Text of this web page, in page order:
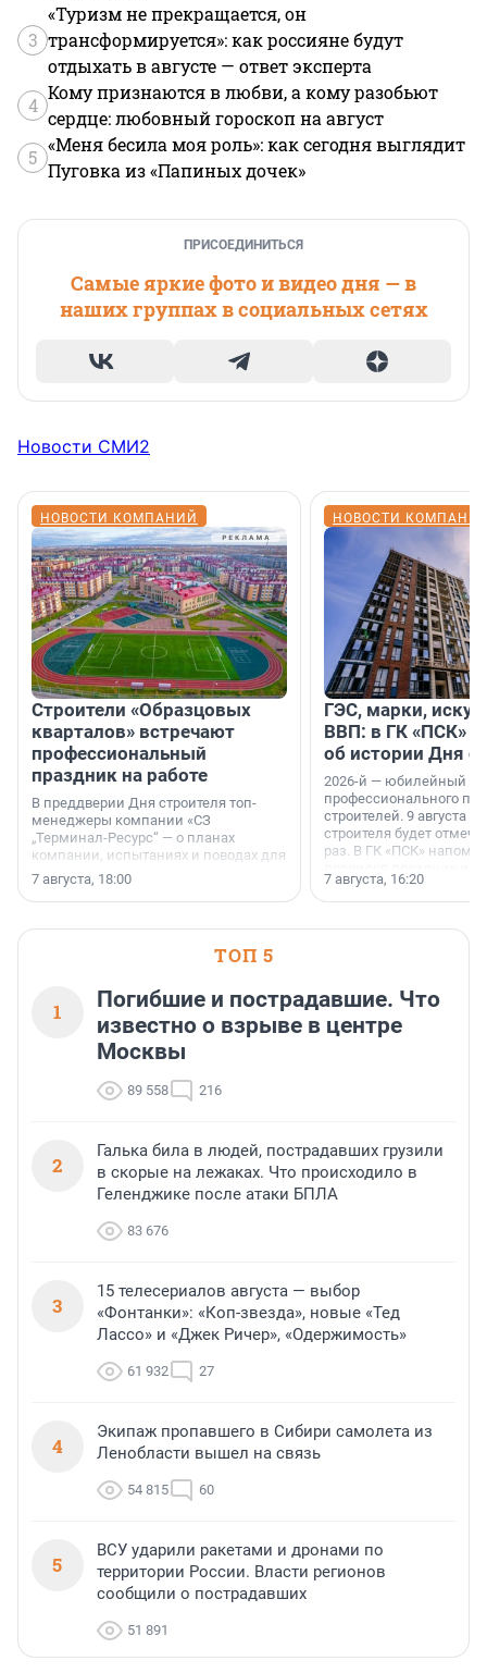
3
«Туризм не прекращается, он
трансформируется»: как россияне будут
отдыхать в августе — ответ эксперта
4
Кому признаются в любви, а кому разобьют
сердце: любовный гороскоп на август
5
«Меня бесила моя роль»: как сегодня выглядит
Пуговка из «Папиных дочек»
ПРИСОЕДИНИТЬСЯ
Самые яркие фото и видео дня — в
наших группах в социальных сетях
Новости СМИ2
НОВОСТИ КОМПАНИЙ
Строители «Образцовых
кварталов» встречают
профессиональный
праздник на работе
В преддверии Дня строителя топ-
менеджеры компании «СЗ
„Терминал-Ресурс“ — о планах
компании, испытаниях и поводах для
осторожного оптимизма.
7 августа, 18:00
НОВОСТИ
ГЭС, марки,
ВВП: в ГК «ПСК»
об истории Дня
2026-й — юбилейный
профессионального
строителей. 9 августа
строителя будет
раз. В ГК «ПСК»
поменялась роль
7 августа, 16:20
ТОП 5
1
Погибшие и пострадавшие. Что
известно о взрыве в центре
Москвы
89 558 216
2
Галька била в людей, пострадавших грузили
в скорые на лежаках. Что происходило в
Геленджике после атаки БПЛА
83 676
3
15 телесериалов августа — выбор
«Фонтанки»: «Коп-звезда», новые «Тед
Лассо» и «Джек Ричер», «Одержимость»
61 932 27
4
Экипаж пропавшего в Сибири самолета из
Ленобласти вышел на связь
54 815 60
5
ВСУ ударили ракетами и дронами по
территории России. Власти регионов
сообщили о пострадавших
51 891